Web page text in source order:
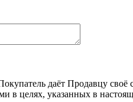
даёт Продавцу
в целях, указанных в